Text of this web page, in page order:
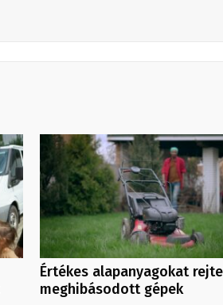
Értékes alapanyagokat
meghibásodott gépek